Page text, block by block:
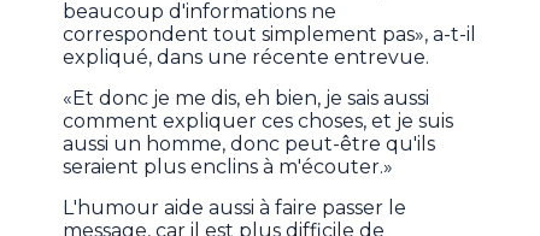
beaucoup d'informations ne
correspondent tout simplement pas», a-t-il
expliqué, dans une récente entrevue.
«Et donc je me dis, eh bien, je sais aussi
comment expliquer ces choses, et je suis
aussi un homme, donc peut-être qu'ils
seraient plus enclins à m'écouter.»
L'humour aide aussi à faire passer le
message, car il est plus difficile de